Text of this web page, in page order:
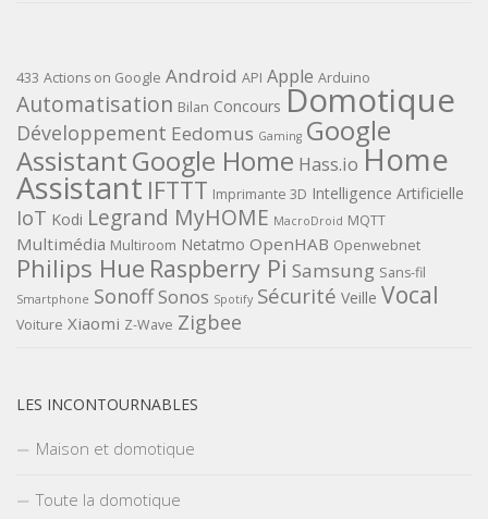
433 Actions on Google Android API Apple Arduino
Automatisation Bilan Concours Domotique
Développement Eedomus Gaming Google
AssistantGoogle Home Hass.io Home
Assistant IFTTT Imprimante 3D Intelligence Artificielle
IoT Kodi Legrand MyHOME MacroDroid MQTT
Multimédia Multiroom Netatmo OpenHAB Openwebnet
Philips Hue Raspberry Pi Samsung Sans-fil
Smartphone SonoffSonos Spotify Sécurité Veille Vocal
Voiture Xiaomi Z-Wave Zigbee
LES INCONTOURNABLES
Maison et domotique
Toute la domotique